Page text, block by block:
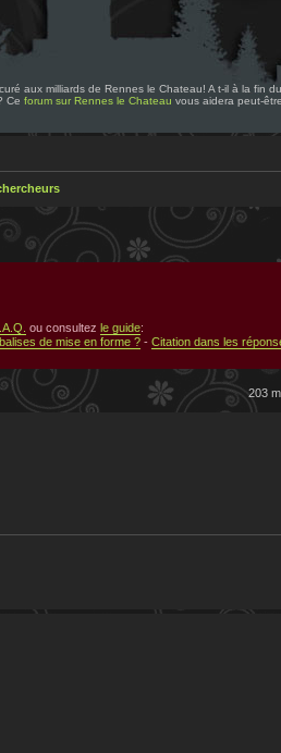
aux milliards de Rennes le Chateau! A t-il à la fin
Ce forum sur Rennes le Chateau vous aidera peut-
ou consultez le guide:
de mise en forme ? - Citation dans les
203